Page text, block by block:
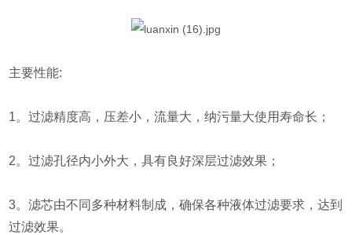
主要性能:
1。过滤精度高，压差小，流量大，纳污量大使用寿命长；
2。过滤孔径内小外大，具有良好深层过滤效果；
3。滤芯由不同多种材料制成，确保各种液体过滤要求，达到
过滤效果。